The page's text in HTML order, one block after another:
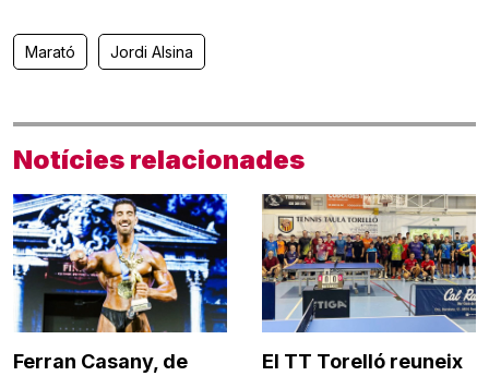
Marató Jordi Alsina
Notícies relacionades
Ferran Casany, de
El TT Torelló reuneix